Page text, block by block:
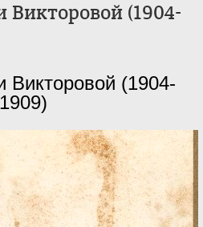
(1904-
Викторовой (1904-
1909)